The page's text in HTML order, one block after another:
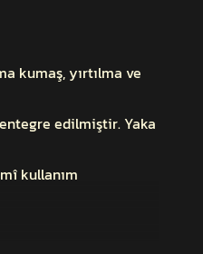
kumaş, yırtılma ve
edilmiştir. Yaka
kullanım